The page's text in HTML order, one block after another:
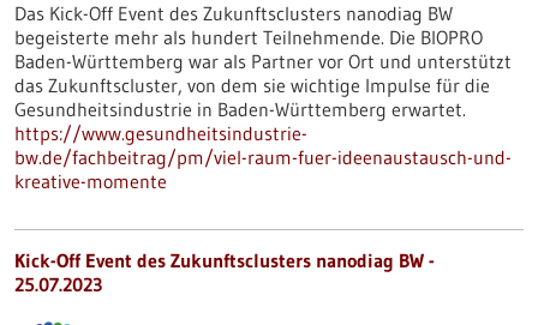
Das Kick-Off Event des Zukunftsclusters nanodiag BW
begeisterte mehr als hundert Teilnehmende. Die BIOPRO
Baden-Württemberg war als Partner vor Ort und unterstützt
das Zukunftscluster, von dem sie wichtige Impulse für die
Gesundheitsindustrie in Baden-Württemberg erwartet.
https://www.gesundheitsindustrie-
bw.de/fachbeitrag/pm/viel-raum-fuer-ideenaustausch-und-
kreative-momente
Kick-Off Event des Zukunftsclusters nanodiag BW -
25.07.2023